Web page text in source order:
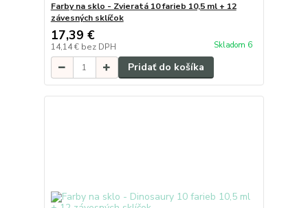
Farby na sklo - Zvieratá 10 farieb 10,5 ml + 12
závesných sklíčok
17,39 €
14,14 € bez DPH Skladom 6
Pridať do košíka